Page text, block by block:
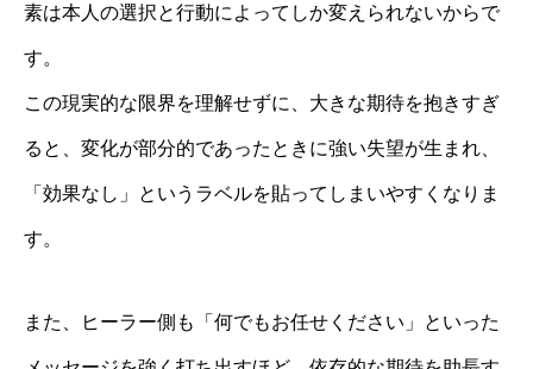
素は本人の選択と行動によってしか変えられないからで
す。
この現実的な限界を理解せずに、大きな期待を抱きすぎ
ると、変化が部分的であったときに強い失望が生まれ、
「効果なし」というラベルを貼ってしまいやすくなりま
す。
また、ヒーラー側も「何でもお任せください」といった